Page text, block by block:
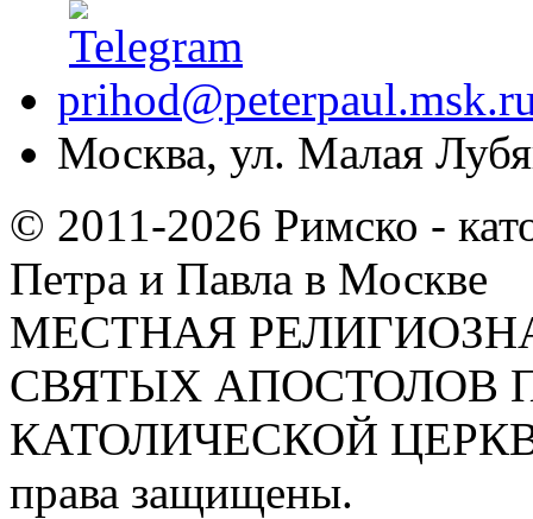
Москва, ул. Малая
© 2011-2026 Римско -
Петра и Павла в Москве
МЕСТНАЯ
СВЯТЫХ АПОСТОЛОВ
КАТОЛИЧЕСКОЙ
права защищены.